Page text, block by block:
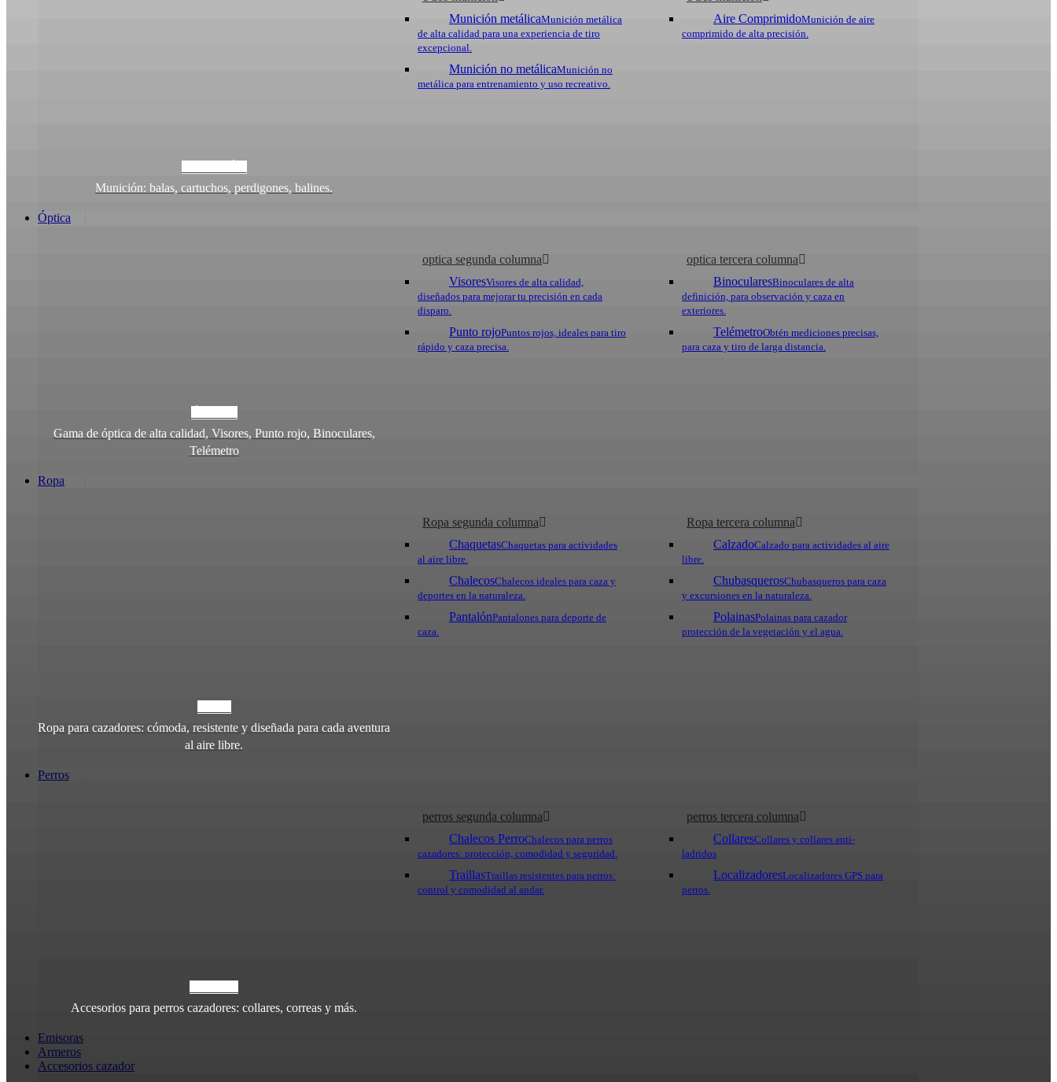
Munición: balas, cartuchos, perdigones, balines.
Munición metálicaMunición metálica
de alta calidad para una experiencia de tiro
excepcional.
Munición no metálicaMunición no
metálica para entrenamiento y uso recreativo.
Aire ComprimidoMunición de aire
comprimido de alta precisión.
Óptica
Gama de óptica de alta calidad, Visores, Punto rojo, Binoculares,
Telémetro
optica segunda columna
VisoresVisores de alta calidad,
diseñados para mejorar tu precisión en cada
disparo.
Punto rojoPuntos rojos, ideales para tiro
rápido y caza precisa.
optica tercera columna
BinocularesBinoculares de alta
definición, para observación y caza en
exteriores.
TelémetroObtén mediciones precisas,
para caza y tiro de larga distancia.
Ropa
Ropa para cazadores: cómoda, resistente y diseñada para cada aventura
al aire libre.
Ropa segunda columna
ChaquetasChaquetas para actividades
al aire libre.
ChalecosChalecos ideales para caza y
deportes en la naturaleza.
PantalónPantalones para deporte de
caza.
Ropa tercera columna
CalzadoCalzado para actividades al aire
libre.
ChubasquerosChubasqueros para caza
y excursiones en la naturaleza.
PolainasPolainas para cazador
protección de la vegetación y el agua.
Perros
Accesorios para perros cazadores: collares, correas y más.
perros segunda columna
Chalecos PerroChalecos para perros
cazadores: protección, comodidad y seguridad.
TraillasTraillas resistentes para perros:
control y comodidad al andar.
perros tercera columna
CollaresCollares y collares anti-
ladridos
LocalizadoresLocalizadores GPS para
perros.
Emisoras
Armeros
Accesorios cazador